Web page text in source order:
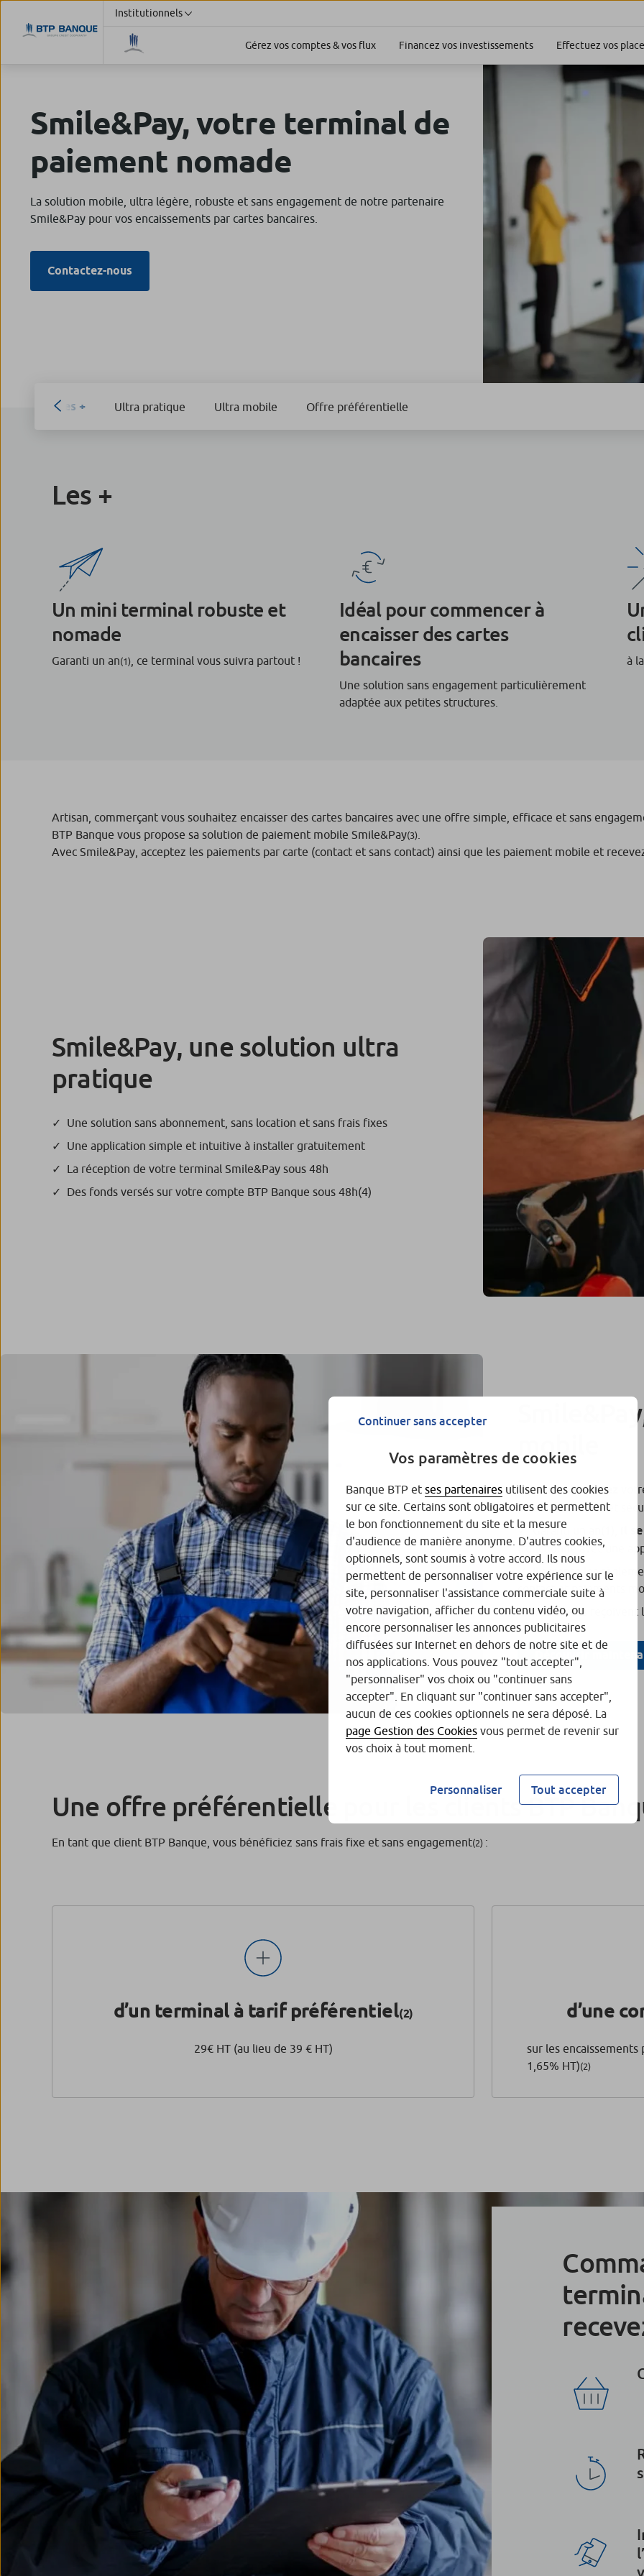
Institutionnels
Gérez vos comptes & vos flux Financez vos investissements Effectuez vos
Smile&Pay, votre terminal de
paiement nomade
La solution mobile, ultra légère, robuste et sans engagement de notre partenaire
Smile&Pay pour vos encaissements par cartes bancaires.
Contactez-nous
Les + Ultra pratique Ultra mobile Offre préférentielle
Les +
Un mini terminal robuste et
nomade
Garanti un an(1) , ce terminal vous suivra partout !
Idéal pour commencer à
encaisser des cartes
bancaires
Une solution sans engagement particulièrement
adaptée aux petites structures.
à
Artisan, commerçant vous souhaitez encaisser des cartes bancaires avec une offre simple, efficace et sans
BTP Banque vous propose sa solution de paiement mobile Smile&Pay(3)
Avec Smile&Pay, acceptez les paiements par carte (contact et sans contact) ainsi que les paiement mobile et
Smile&Pay, une solution ultra
pratique
Une solution sans abonnement, sans location et sans frais fixes
Une application simple et intuitive à installer gratuitement
La réception de votre terminal Smile&Pay sous 48h
Des fonds versés sur votre compte BTP Banque sous 48h(4)
mobile
Vous connectez
paiement mobile et
Garanti un an
il
(fonctionne avec une
Il accepte les
contact et paiements
Vos clients reçoivent
Découvrir
Une offre préférentielle pour les clients BTP
En tant que client BTP Banque, vous bénéficiez sans frais fixe et sans engagement(2) :
d’un terminal à tarif préférentiel(2)
29€ HT (au lieu de 39 € HT)
d’une
sur les encaissements
1,65% HT)(2)
Continuer sans accepter
Vos paramètres de cookies
Banque BTP et ses partenaires utilisent des cookies
sur ce site. Certains sont obligatoires et permettent
le bon fonctionnement du site et la mesure
d'audience de manière anonyme. D'autres cookies,
optionnels, sont soumis à votre accord. Ils nous
permettent de personnaliser votre expérience sur le
site, personnaliser l'assistance commerciale suite à
votre navigation, afficher du contenu vidéo, ou
encore personnaliser les annonces publicitaires
diffusées sur Internet en dehors de notre site et de
nos applications. Vous pouvez "tout accepter",
"personnaliser" vos choix ou "continuer sans
accepter". En cliquant sur "continuer sans accepter",
aucun de ces cookies optionnels ne sera déposé. La
page Gestion des Cookies vous permet de revenir sur
vos choix à tout moment.
Personnaliser Tout accepter